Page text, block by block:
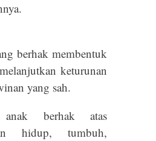
berhak membentuk
keturunan
yang sah.
berhak atas
hidup, tumbuh,